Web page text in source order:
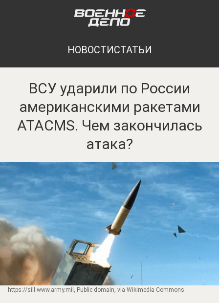
НОВОСТИСТАТЬИ
ВСУ ударили по России
американскими ракетами
ATACMS. Чем закончилась
атака?
https://sill-www.army.mil , Public domain, via Wikimedia Commons